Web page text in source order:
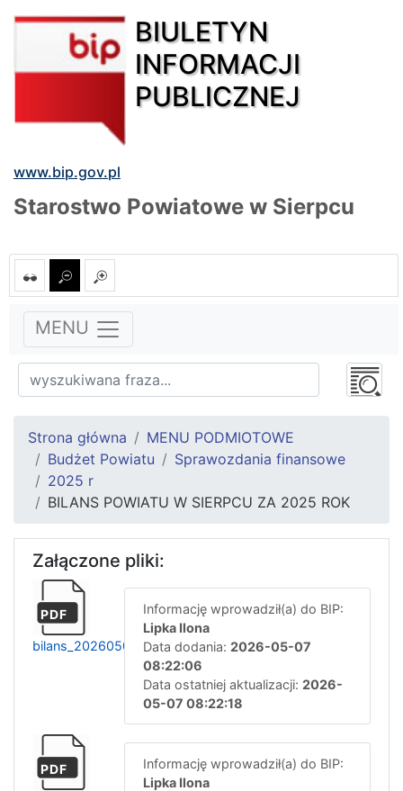
BIULETYN
INFORMACJI
PUBLICZNEJ
www.bip.gov.pl
Starostwo Powiatowe w Sierpcu
MENU
Strona główna
MENU PODMIOTOWE
Budżet Powiatu
Sprawozdania finansowe
2025 r
BILANS POWIATU W SIERPCU ZA 2025 ROK
Załączone pliki:
PDF
bilans_20260507082117
Informację wprowadził(a) do BIP:
Lipka Ilona
Data dodania: 2026-05-07
08:22:06
Data ostatniej aktualizacji: 2026-
05-07 08:22:18
PDF
Informację wprowadził(a) do BIP:
Lipka Ilona